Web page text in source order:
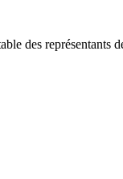
des représentants